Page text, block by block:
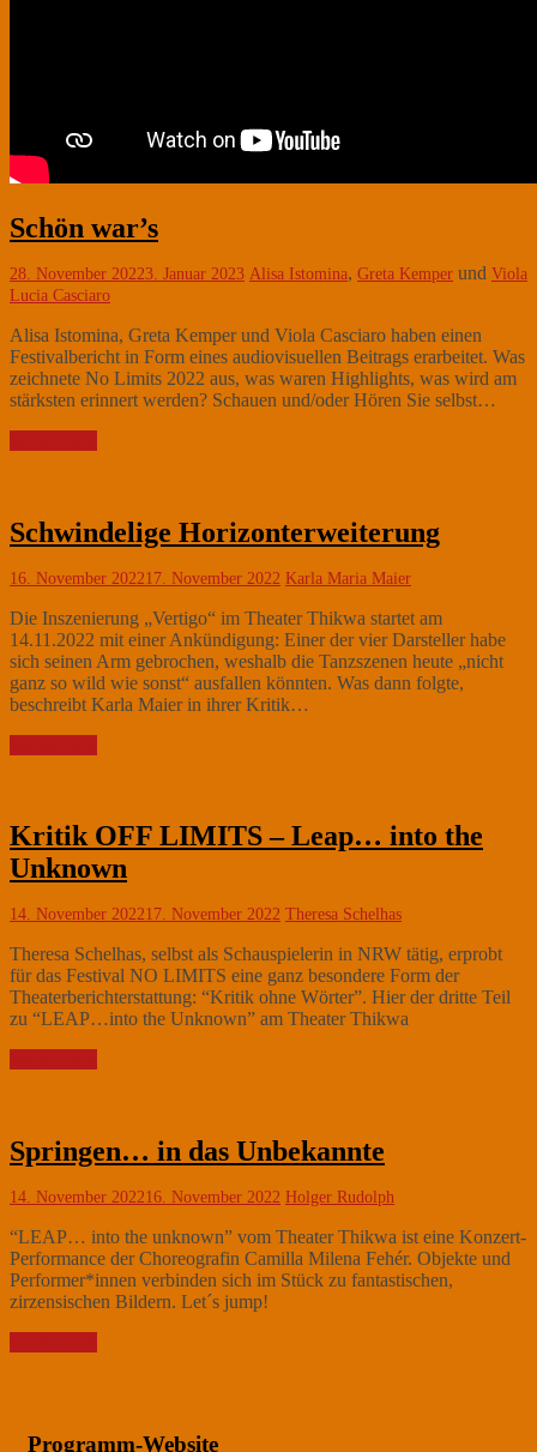
Schön war’s
28. November 20223. Januar 2023 Alisa Istomina, Greta Kemper und Viola
Lucia Casciaro
Alisa Istomina, Greta Kemper und Viola Casciaro haben einen
Festivalbericht in Form eines audiovisuellen Beitrags erarbeitet. Was
zeichnete No Limits 2022 aus, was waren Highlights, was wird am
stärksten erinnert werden? Schauen und/oder Hören Sie selbst…
Schwindelige Horizonterweiterung
16. November 202217. November 2022 Karla Maria Maier
Die Inszenierung „Vertigo“ im Theater Thikwa startet am
14.11.2022 mit einer Ankündigung: Einer der vier Darsteller habe
sich seinen Arm gebrochen, weshalb die Tanzszenen heute „nicht
ganz so wild wie sonst“ ausfallen könnten. Was dann folgte,
beschreibt Karla Maier in ihrer Kritik…
Kritik OFF LIMITS – Leap… into the
Unknown
14. November 202217. November 2022 Theresa Schelhas
Theresa Schelhas, selbst als Schauspielerin in NRW tätig, erprobt
für das Festival NO LIMITS eine ganz besondere Form der
Theaterberichterstattung: “Kritik ohne Wörter”. Hier der dritte Teil
zu “LEAP…into the Unknown” am Theater Thikwa
Springen… in das Unbekannte
14. November 202216. November 2022 Holger Rudolph
“LEAP… into the unknown” vom Theater Thikwa ist eine Konzert-
Performance der Choreografin Camilla Milena Fehér. Objekte und
Performer*innen verbinden sich im Stück zu fantastischen,
zirzensischen Bildern. Let´s jump!
Programm-Website